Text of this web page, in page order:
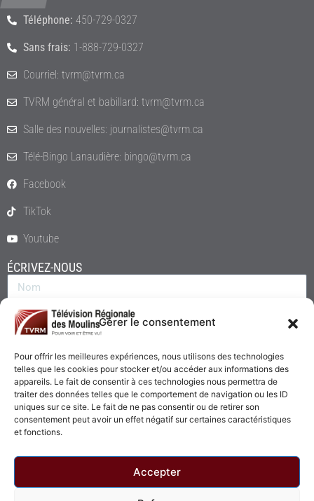
Gérer le consentement
Pour offrir les meilleures expériences, nous utilisons des technologies
telles que les cookies pour stocker et/ou accéder aux informations des
appareils. Le fait de consentir à ces technologies nous permettra de
traiter des données telles que le comportement de navigation ou les ID
uniques sur ce site. Le fait de ne pas consentir ou de retirer son
consentement peut avoir un effet négatif sur certaines caractéristiques
et fonctions.
Accepter
Téléphone: 450-729-0327
Sans frais: 1-888-729-0327
Courriel: tvrm@tvrm.ca
TVRM général et babillard: tvrm@tvrm.ca
Salle des nouvelles: journalistes@tvrm.ca
Télé-Bingo Lanaudière: bingo@tvrm.ca
Facebook
TikTok
Youtube
ÉCRIVEZ-NOUS